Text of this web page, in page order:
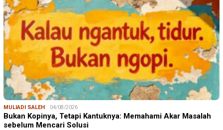
MULIADI SALEH 04/08/2026
Bukan Kopinya, Tetapi Kantuknya: Memahami Akar Masalah
sebelum Mencari Solusi